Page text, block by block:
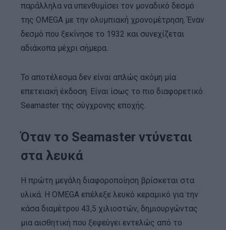
παράλληλα να υπενθυμίσει τον μοναδικό δεσμό
της OMEGA με την ολυμπιακή χρονομέτρηση. Έναν
δεσμό που ξεκίνησε το 1932 και συνεχίζεται
αδιάκοπα μέχρι σήμερα.
Το αποτέλεσμα δεν είναι απλώς ακόμη μία
επετειακή έκδοση. Είναι ίσως το πιο διαφορετικό
Seamaster της σύγχρονης εποχής.
Όταν το Seamaster ντύνεται
στα λευκά
Η πρώτη μεγάλη διαφοροποίηση βρίσκεται στα
υλικά. Η OMEGA επέλεξε λευκό κεραμικό για την
κάσα διαμέτρου 43,5 χιλιοστών, δημιουργώντας
μια αισθητική που ξεφεύγει εντελώς από το